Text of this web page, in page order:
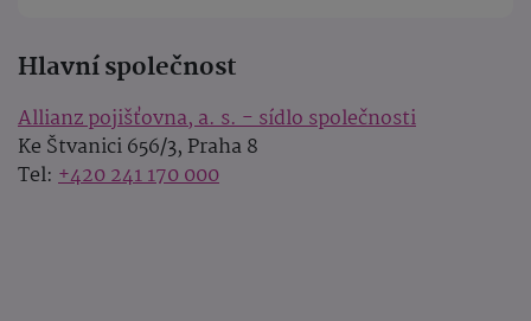
Hlavní společnost
Allianz pojišťovna, a. s. - sídlo společnosti
Ke Štvanici 656/3, Praha 8
Tel: +420 241 170 000